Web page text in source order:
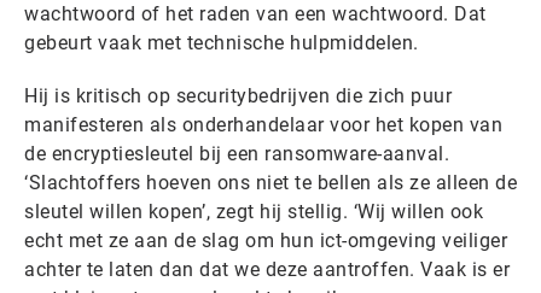
wachtwoord of het raden van een wachtwoord. Dat
gebeurt vaak met technische hulpmiddelen.
Hij is kritisch op securitybedrijven die zich puur
manifesteren als onderhandelaar voor het kopen van
de encryptiesleutel bij een ransomware-aanval.
‘Slachtoffers hoeven ons niet te bellen als ze alleen de
sleutel willen kopen’, zegt hij stellig. ‘Wij willen ook
echt met ze aan de slag om hun ict-omgeving veiliger
achter te laten dan dat we deze aantroffen. Vaak is er